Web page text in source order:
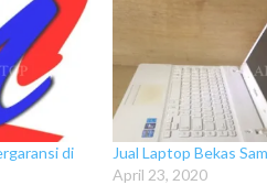
di
Jual Laptop Bekas
April 23, 2020